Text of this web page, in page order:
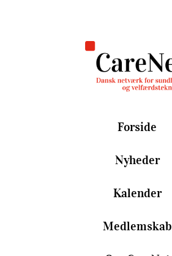
Forside
Nyheder
Kalender
Medlemskab